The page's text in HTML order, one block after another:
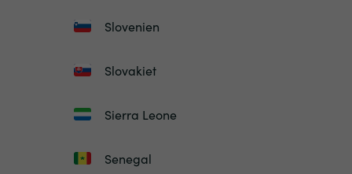
Slovenien
Slovakiet
Sierra Leone
Senegal